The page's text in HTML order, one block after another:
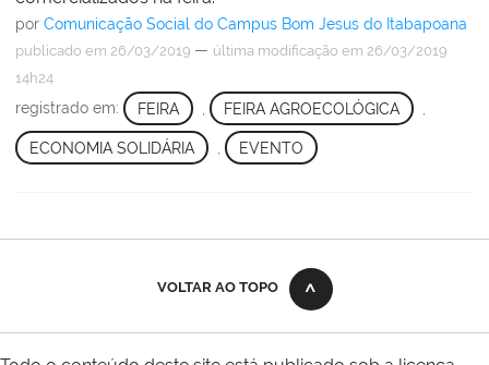
por Comunicação Social do Campus Bom Jesus do Itabapoana
publicado em 26/03/2019 — última modificação em 26/03/2019
14h24
registrado em: FEIRA FEIRA AGROECOLÓGICA
ECONOMIA SOLIDÁRIA EVENTO
VOLTAR AO TOPO